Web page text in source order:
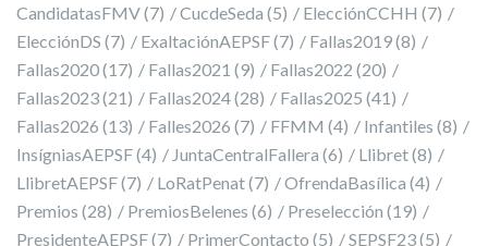
CandidatasFMV(7) CucdeSeda (5) ElecciónCCHH (7)
ElecciónDS (7) ExaltaciónAEPSF(7) Fallas2019(8)
Fallas2020(17) Fallas2021 (9) Fallas2022 (20)
Fallas2023(21) Fallas2024(28) Fallas2025 (41)
Fallas2026 (13) Falles2026 (7) FFMM (4) Infantiles (8)
InsígniasAEPSF(4) JuntaCentralFallera (6) Llibret(8)
LlibretAEPSF(7) LoRatPenat(7) OfrendaBasílica (4)
Premios (28) PremiosBelenes (6) Preselección (19)
PresidenteAEPSF(7) PrimerContacto (5) SEPSF23(5)